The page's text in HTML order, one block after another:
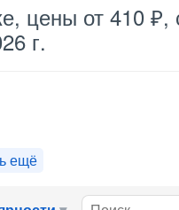
цены от 410 ₽,
г.
ещё